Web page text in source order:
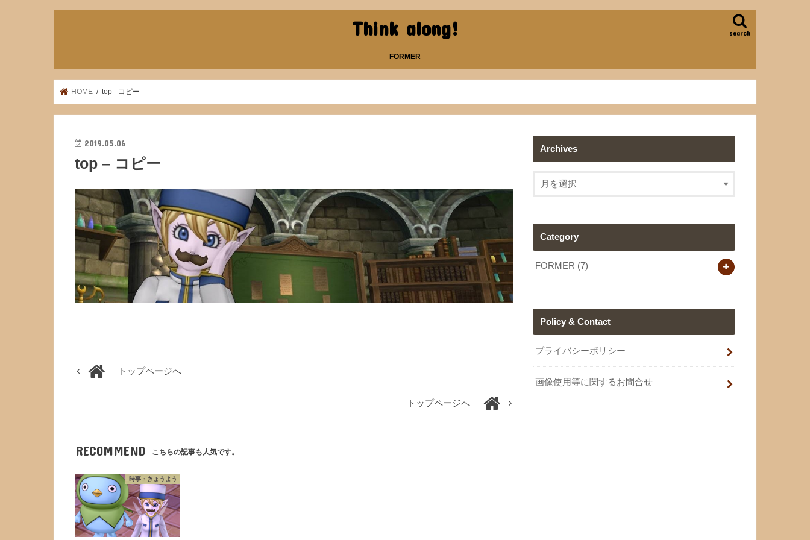
Think along! search
FORMER
HOME top - コピー
2019.05.06
top – コピー
トップページへ
トップページへ
RECOMMEND こちらの記事も人気です。
時事・きょうよう
Archives
Category
FORMER (7)
Policy & Contact
プライバシーポリシー
画像使用等に関するお問合せ